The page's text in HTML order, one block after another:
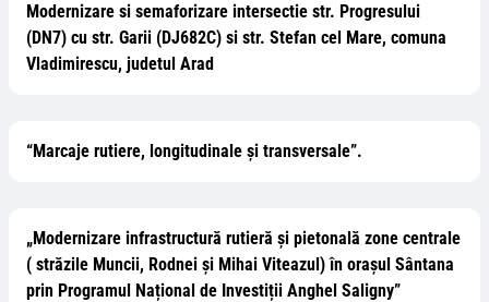
Modernizare si semaforizare intersectie str. Progresului
(DN7) cu str. Garii (DJ682C) si str. Stefan cel Mare, comuna
Vladimirescu, judetul Arad
“Marcaje rutiere, longitudinale şi transversale”.
„Modernizare infrastructură rutieră și pietonală zone centrale
( străzile Muncii, Rodnei și Mihai Viteazul) în orașul Sântana
prin Programul Național de Investiții Anghel Saligny”